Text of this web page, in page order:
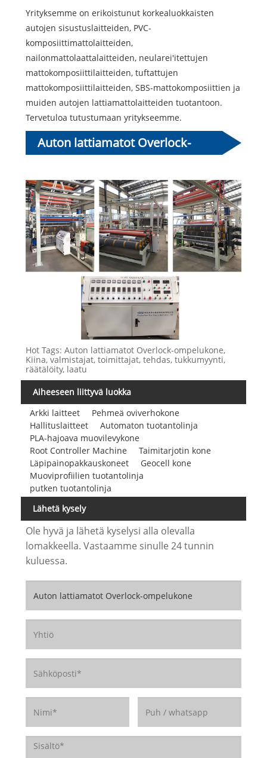
Yrityksemme on erikoistunut korkealuokkaisten
autojen sisustuslaitteiden, PVC-
komposiittimattolaitteiden,
nailonmattolaattalaitteiden, neularei'itettujen
mattokomposiittilaitteiden, tuftattujen
mattokomposiittilaitteiden, SBS-mattokomposiittien ja
muiden autojen lattiamattolaitteiden tuotantoon.
Tervetuloa tutustumaan yritykseemme.
Auton lattiamatot Overlock-
Hot Tags: Auton lattiamatot Overlock-ompelukone,
Kiina, valmistajat, toimittajat, tehdas, tukkumyynti,
räätälöity, laatu
Aiheeseen liittyvä luokka
Arkki laitteet
Pehmeä oviverhokone
Hallituslaitteet
Automaton tuotantolinja
PLA-hajoava muovilevykone
Root Controller Machine
Taimitarjotin kone
Läpipainopakkauskoneet
Geocell kone
Muoviprofiilien tuotantolinja
putken tuotantolinja
Lähetä kysely
Ole hyvä ja lähetä kyselysi alla olevalla
lomakkeella. Vastaamme sinulle 24 tunnin
kuluessa.